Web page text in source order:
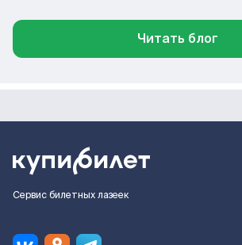
Читать блог
Сервис билетных лазеек